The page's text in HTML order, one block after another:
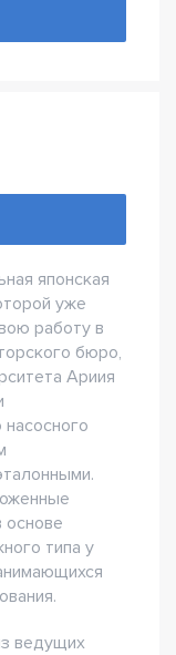
японская
уже
работу в
бюро,
Ариия
основе
типа у
ведущих